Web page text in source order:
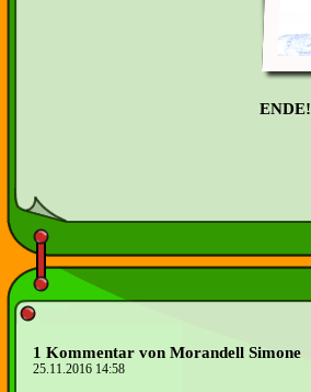
ENDE!
1 Kommentar von Morandell Simone
25.11.2016 14:58